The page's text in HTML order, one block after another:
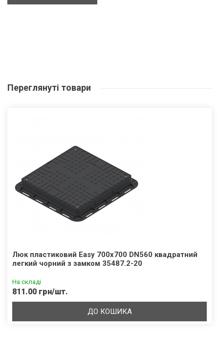
Переглянуті товари
Люк пластиковий Easy 700х700 DN560 квадратний
легкий чорний з замком 35487.2-20
На складі
811.00 грн/шт.
ДО КОШИКА